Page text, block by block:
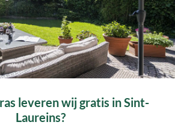
leveren wij gratis in Sint-
Laureins?